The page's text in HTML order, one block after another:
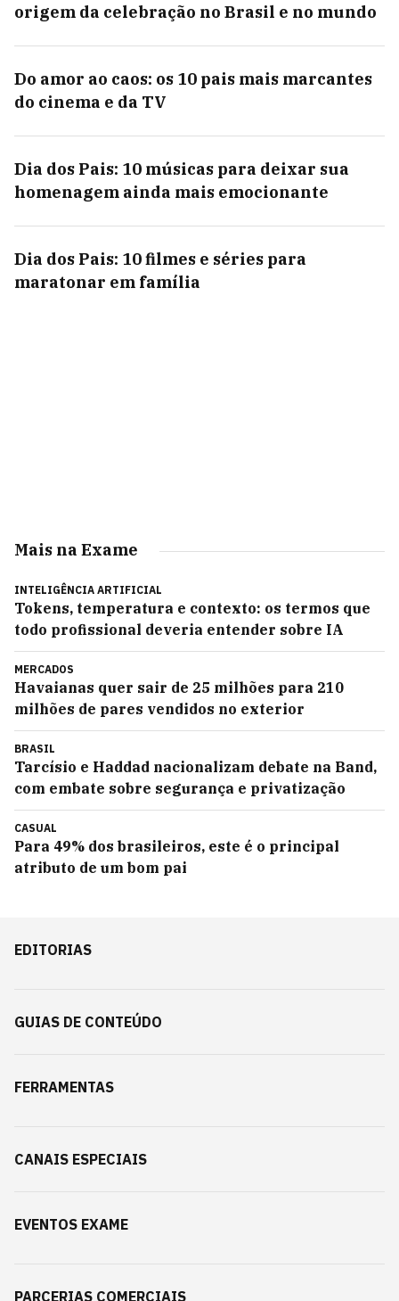
origem da celebração no Brasil e no mundo
Do amor ao caos: os 10 pais mais marcantes
do cinema e da TV
Dia dos Pais: 10 músicas para deixar sua
homenagem ainda mais emocionante
Dia dos Pais: 10 filmes e séries para
maratonar em família
Mais na Exame
INTELIGÊNCIA ARTIFICIAL
Tokens, temperatura e contexto: os termos que
todo profissional deveria entender sobre IA
MERCADOS
Havaianas quer sair de 25 milhões para 210
milhões de pares vendidos no exterior
BRASIL
Tarcísio e Haddad nacionalizam debate na Band,
com embate sobre segurança e privatização
CASUAL
Para 49% dos brasileiros, este é o principal
atributo de um bom pai
EDITORIAS
GUIAS DE CONTEÚDO
FERRAMENTAS
CANAIS ESPECIAIS
EVENTOS EXAME
PARCERIAS COMERCIAIS